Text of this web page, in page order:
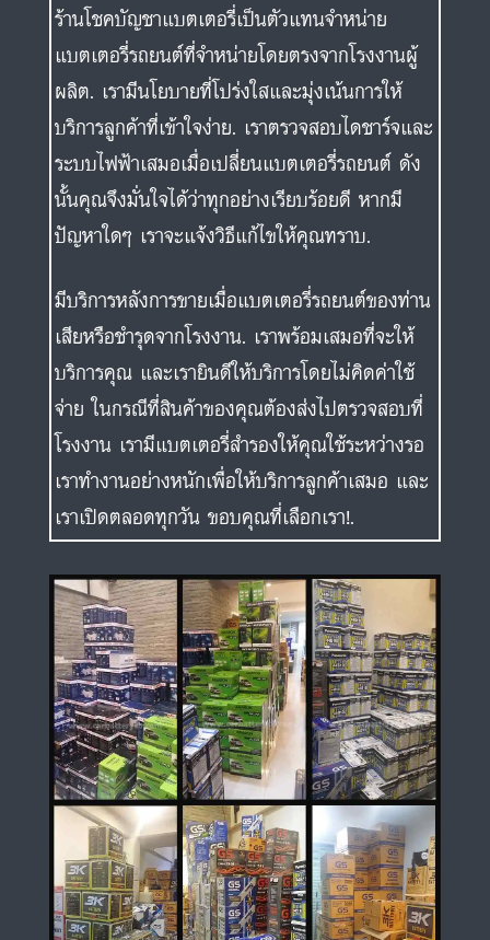
ร้านโชคบัญชาแบตเตอรี่เป็นตัวแทนจำหน่าย
แบตเตอรี่รถยนต์ที่จำหน่ายโดยตรงจากโรงงานผู้
ผลิต. เรามีนโยบายที่โปร่งใสและมุ่งเน้นการให้
บริการลูกค้าที่เข้าใจง่าย. เราตรวจสอบไดชาร์จและ
ระบบไฟฟ้าเสมอเมื่อเปลี่ยนแบตเตอรี่รถยนต์ ดัง
นั้นคุณจึงมั่นใจได้ว่าทุกอย่างเรียบร้อยดี หากมี
ปัญหาใดๆ เราจะแจ้งวิธีแก้ไขให้คุณทราบ.
มีบริการหลังการขายเมื่อแบตเตอรี่รถยนต์ของท่าน
เสียหรือชำรุดจากโรงงาน. เราพร้อมเสมอที่จะให้
บริการคุณ และเรายินดีให้บริการโดยไม่คิดค่าใช้
จ่าย ในกรณีที่สินค้าของคุณต้องส่งไปตรวจสอบที่
โรงงาน เรามีแบตเตอรี่สำรองให้คุณใช้ระหว่างรอ
เราทำงานอย่างหนักเพื่อให้บริการลูกค้าเสมอ และ
เราเปิดตลอดทุกวัน ขอบคุณที่เลือกเรา!.